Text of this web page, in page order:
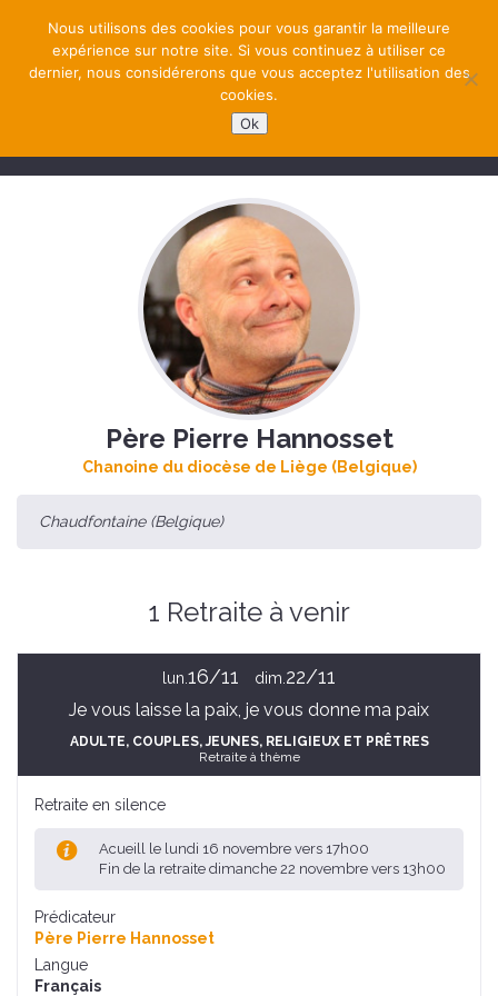
Père Pierre Hannosset
Chanoine du diocèse de Liège (Belgique)
Chaudfontaine (Belgique)
1 Retraite à venir
lun. 16/11 dim. 22/11
Je vous laisse la paix, je vous donne ma paix
ADULTE, COUPLES, JEUNES, RELIGIEUX ET PRÊTRES
Retraite à thème
Retraite en silence
Acueill le lundi 16 novembre vers 17h00
Fin de la retraite dimanche 22 novembre vers 13h00
Prédicateur
Père Pierre Hannosset
Langue
Français
Nous utilisons des cookies pour vous garantir la meilleure
expérience sur notre site. Si vous continuez à utiliser ce
dernier, nous considérerons que vous acceptez l'utilisation des
cookies.
Ok